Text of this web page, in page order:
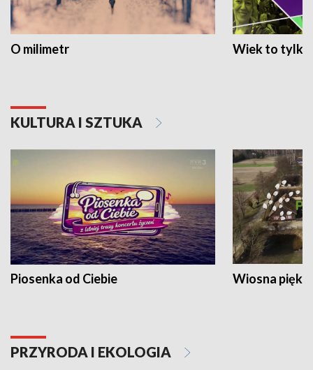
O milimetr Wiek to tylko
KULTURA I SZTUKA
Piosenka od Ciebie Wiosna
PRZYRODA I EKOLOGIA